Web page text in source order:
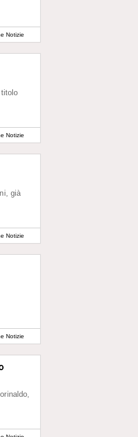
Notizie
Notizie
già
Notizie
Notizie